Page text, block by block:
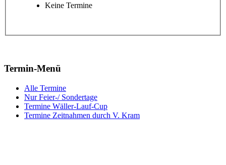
Keine Termine
Termin-Menü
Alle Termine
Nur Feier-/ Sondertage
Termine Wäller-Lauf-Cup
Termine Zeitnahmen durch V. Kram